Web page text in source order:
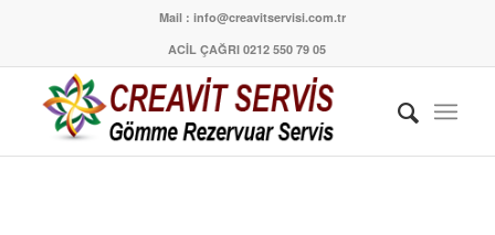
Mail : info@creavitservisi.com.tr
ACİL ÇAĞRI 0212 550 79 05